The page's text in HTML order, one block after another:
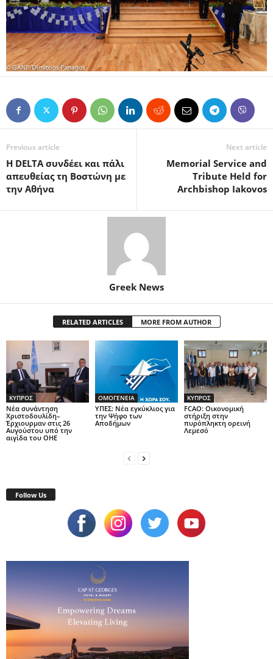
Previous article
Η DELTA συνδέει και πάλι
απευθείας τη Βοστώνη με
την Αθήνα
Next article
Memorial Service and
Tribute Held for
Archbishop Iakovos
Greek News
RELATED ARTICLES MORE FROM AUTHOR
ΚΥΠΡΟΣ
Νέα συνάντηση
Χριστοδουλίδη–
Έρχιουρμαν στις 26
Αυγούστου υπό την
αιγίδα του ΟΗΕ
ΟΜΟΓΕΝΕΙΑ
ΥΠΕΣ: Νέα εγκύκλιος για
την Ψήφο των
Αποδήμων
ΚΥΠΡΟΣ
FCAO: Οικονομική
στήριξη στην
πυρόπληκτη ορεινή
Λεμεσό
Follow Us